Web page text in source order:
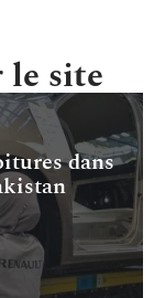
le site
dans